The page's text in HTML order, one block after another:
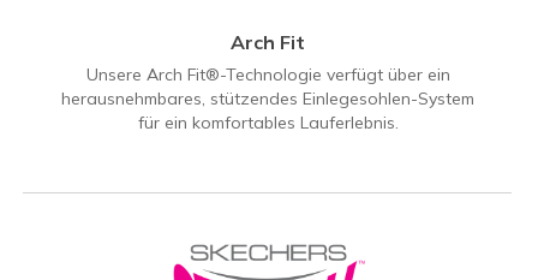
Arch Fit
Unsere Arch Fit®-Technologie verfügt über ein
herausnehmbares, stützendes Einlegesohlen-System
für ein komfortables Lauferlebnis.